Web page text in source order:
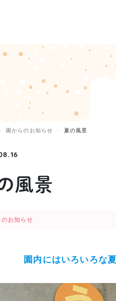
園からのお知らせ 夏の風景
風景
のお知らせ
園内にはいろいろな